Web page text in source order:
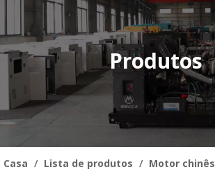
Produtos
Casa / Lista de produtos / Motor chinês